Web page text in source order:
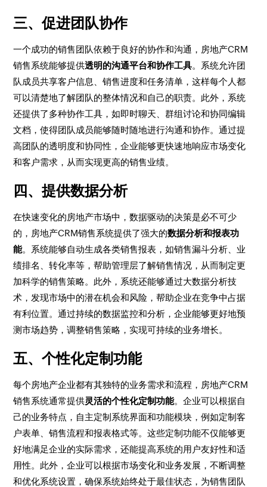
三、促进团队协作
一个成功的销售团队依赖于良好的协作和沟通，房地产CRM
销售系统能够提供透明的沟通平台和协作工具。系统允许团
队成员共享客户信息、销售进度和任务清单，这样每个人都
可以清楚地了解团队的整体情况和自己的职责。此外，系统
还提供了多种协作工具，如即时聊天、群组讨论和协同编辑
文档，使得团队成员能够随时随地进行沟通和协作。通过提
高团队的透明度和协同性，企业能够更快速地响应市场变化
和客户需求，从而实现更高的销售业绩。
四、提供数据分析
在快速变化的房地产市场中，数据驱动的决策是必不可少
的，房地产CRM销售系统提供了强大的数据分析和报表功
能。系统能够自动生成各类销售报表，如销售漏斗分析、业
绩排名、转化率等，帮助管理层了解销售情况，从而制定更
加科学的销售策略。此外，系统还能够通过大数据分析技
术，发现市场中的潜在机会和风险，帮助企业在竞争中占据
有利位置。通过持续的数据监控和分析，企业能够更好地预
测市场趋势，调整销售策略，实现可持续的业务增长。
五、个性化定制功能
每个房地产企业都有其独特的业务需求和流程，房地产CRM
销售系统通常提供灵活的个性化定制功能。企业可以根据自
己的业务特点，自主定制系统界面和功能模块，例如定制客
户表单、销售流程和报表格式等。这些定制功能不仅能够更
好地满足企业的实际需求，还能提高系统的用户友好性和适
用性。此外，企业可以根据市场变化和业务发展，不断调整
和优化系统设置，确保系统始终处于最佳状态，为销售团队